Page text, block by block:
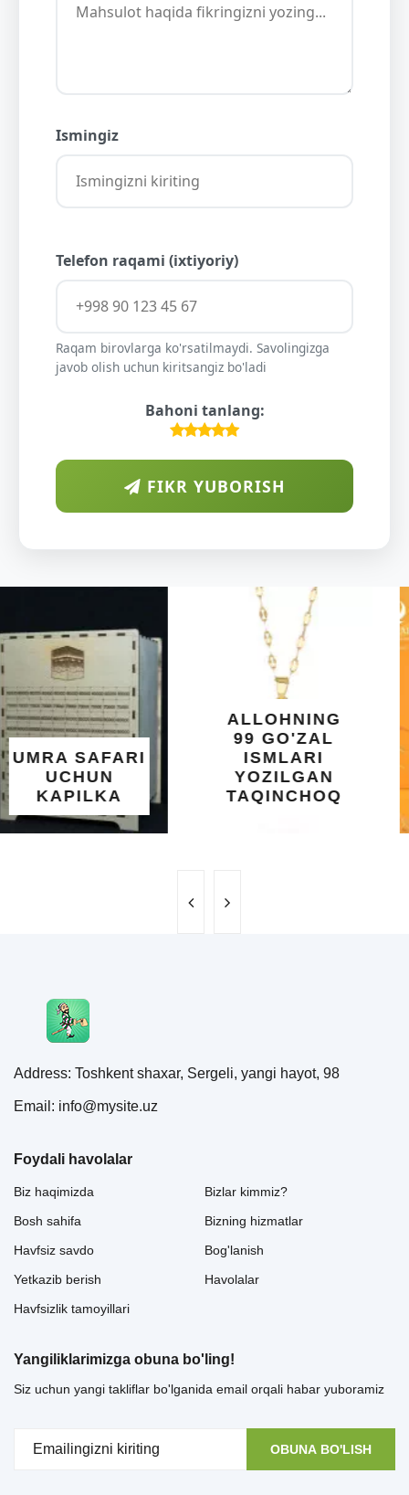
Ismingiz
Telefon raqami (ixtiyoriy)
Raqam birovlarga ko'rsatilmaydi. Savolingizga
javob olish uchun kiritsangiz bo'ladi
Bahoni tanlang:
FIKR YUBORISH
ALLOHNING
99 GO'ZAL
ISMLARI
YOZILGAN
TAQINCHOQ
DIYORIDA
O'SUVCHI
KUNDUR
DARAXTINING
SHIFOBAXSH
YELIMI: AQL,
XOTIRA VA
UMUMIY
SALOMATLIK
UCHUN
BEBAHO
NE'MAT
Address: Toshkent shaxar, Sergeli, yangi hayot, 98
Email: info@mysite.uz
Foydali havolalar
Biz haqimizda
Bosh sahifa
Havfsiz savdo
Yetkazib berish
Havfsizlik tamoyillari
Bizlar kimmiz?
Bizning hizmatlar
Bog'lanish
Havolalar
Yangiliklarimizga obuna bo'ling!
Siz uchun yangi takliflar bo'lganida email orqali habar yuboramiz
OBUNA BO'LISH